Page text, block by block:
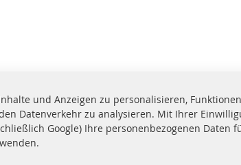
und Anzeigen zu personalisieren,
Datenverkehr zu analysieren. Mit Ihrer
Google) Ihre personenbezogenen Daten